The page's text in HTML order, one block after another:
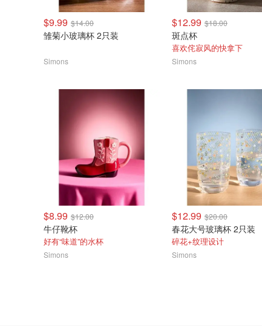
$9.99 $14.00
雏菊小玻璃杯 2只装
Simons
$12.99 $18.00
斑点杯
喜欢侘寂风的快拿下
Simons
$8.99 $12.00
牛仔靴杯
好有“味道”的水杯
Simons
$12.99 $20.00
春花大号玻璃杯 2只装
碎花+纹理设计
Simons